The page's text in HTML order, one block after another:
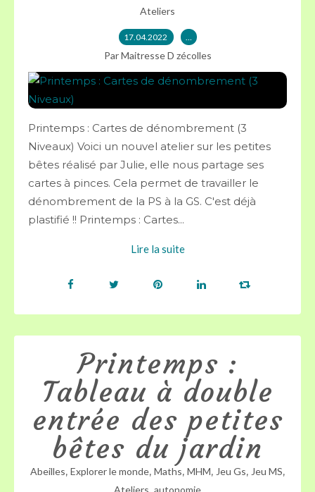
Ateliers
17.04.2022 …
Par Maitresse D zécolles
Printemps : Cartes de dénombrement (3
Niveaux) Voici un nouvel atelier sur les petites
bêtes réalisé par Julie, elle nous partage ses
cartes à pinces. Cela permet de travailler le
dénombrement de la PS à la GS. C'est déjà
plastifié !! Printemps : Cartes...
Lire la suite
Printemps :
Tableau à double
entrée des petites
bêtes du jardin
Abeilles, Explorer le monde, Maths, MHM, Jeu Gs, Jeu MS,
Ateliers autonomie